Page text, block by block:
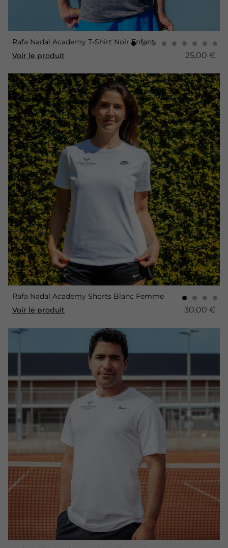
Rafa Nadal Academy T-Shirt Noir Enfant
Voir le produit
25,00 €
Rafa Nadal Academy Shorts Blanc Femme
Voir le produit
30,00 €